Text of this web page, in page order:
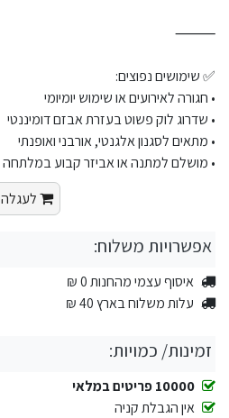
⸻
✅ שימושים נפוצים:
• חגורה לאירועים או שימוש יומיומי
• שדרוג לוק פשוט בעזרת אבזם דומיננטי
• מתאים לסגנון אלגנטי, אורבני ואופנתי
• מושלם למתנה או אביזר קבוע במלתחה
לעגלה
אפשרויות משלוח:
איסוף עצמי מהחנות 0 ₪
עלות משלוח בארץ 40 ₪
זמינות/ כמויות:
10000 פריטים במלאי
אין הגבלת קניה